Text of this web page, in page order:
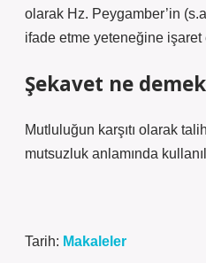
olarak Hz. Peygamber’in
ifade etme yeteneğine işaret
Şekavet ne
Mutluluğun karşıtı olarak
mutsuzluk anlamında
Tarih: Makaleler